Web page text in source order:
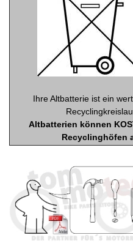
Ihre Altbatterie ist ein
Altbatterien können
Recyclinghöfen